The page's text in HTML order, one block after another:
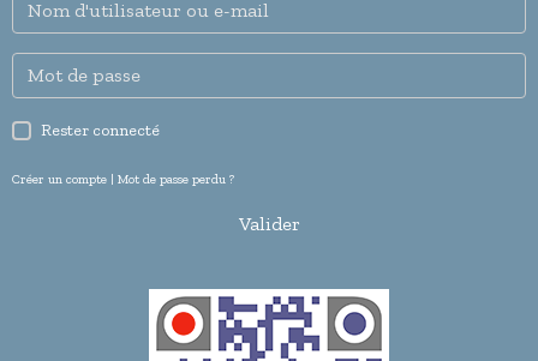
Rester connecté
Créer un compte | Mot de passe perdu ?
Valider